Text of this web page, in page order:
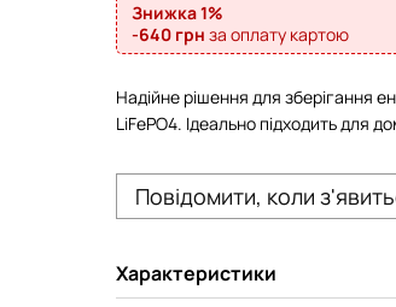
Знижка 1%
-640 грн за оплату картою
Надійне рішення для зберігання
LiFePO4. Ідеально підходить для
Повідомити, коли
Характеристики